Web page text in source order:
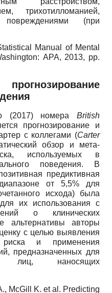
трихотилломанией,
(при
Manual of Mental
: APA, 2013, pp.
(2017) номера British
прогнозирование и
с коллегами (Carter
обзор и мета-
используемых в
поведения. В
предиктивная
от 5,5% для
исхода) была
их использования с
о клинических
альтернативы авторы
с целью выявления
и применения
предназначенных для
лиц, наносящих
McGill K. et al. Predicting